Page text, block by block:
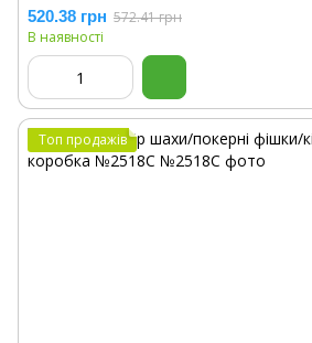
520.38 грн 572.41 грн
В наявності
Топ продажів